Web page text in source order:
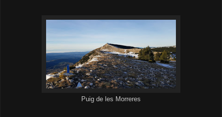
Puig de les Morreres